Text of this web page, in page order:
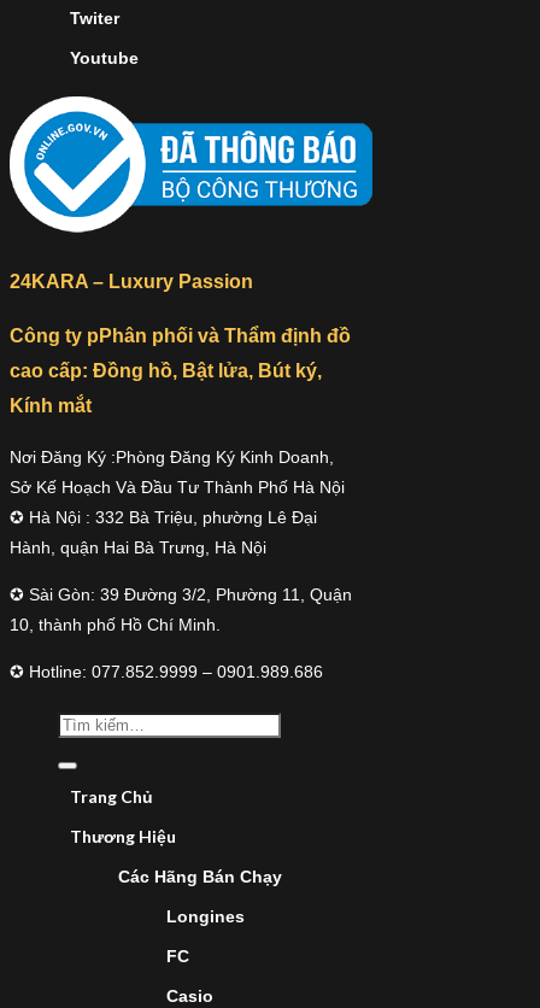
Twiter
Youtube
24KARA – Luxury Passion
Công ty pPhân phối và Thẩm định đồ
cao cấp: Đồng hồ, Bật lửa, Bút ký,
Kính mắt
Nơi Đăng Ký :Phòng Đăng Ký Kinh Doanh,
Sở Kế Hoạch Và Đầu Tư Thành Phố Hà Nội
✪ Hà Nội : 332 Bà Triệu, phường Lê Đại
Hành, quận Hai Bà Trưng, Hà Nội
✪ Sài Gòn: 39 Đường 3/2, Phường 11, Quận
10, thành phố Hồ Chí Minh.
✪ Hotline: 077.852.9999 – 0901.989.686
Trang Chủ
Thương Hiệu
Các Hãng Bán Chạy
Longines
FC
Casio